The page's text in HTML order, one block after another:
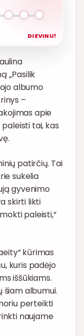
DIEVINU!
„Pasilik
albumo
–
apie
tai, kas
patirčių. Tai
sukelia
gyvenimo
skirti likti
paleisti,“
kūrimas
kuris padėjo
iššūkiams.
šiam albumui.
perteikti
naujame